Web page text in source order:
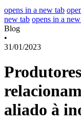
opens in a new tab
new tab opens in a
Blog
•
31/01/2023
aliado à